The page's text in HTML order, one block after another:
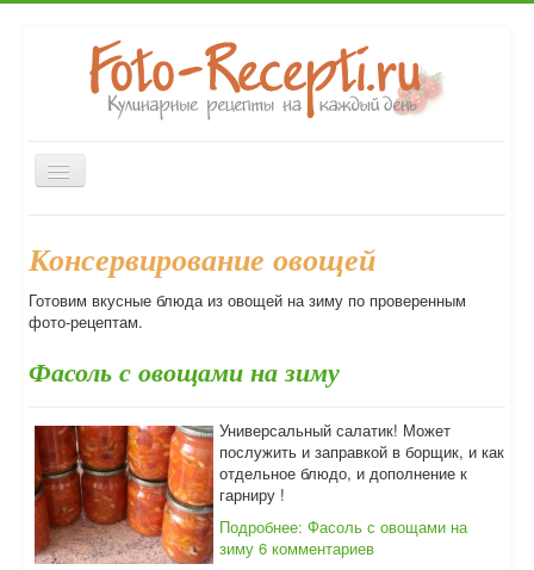
Включить/
выключить
Десерты
Выпечка Напитки Консервирование
Форум
Консервирование овощей
Готовим вкусные блюда из овощей на зиму по проверенным
фото-рецептам.
Фасоль с овощами на зиму
Универсальный салатик! Может
послужить и заправкой в борщик, и как
отдельное блюдо, и дополнение к
гарниру !
Подробнее: Фасоль с овощами на
зиму 6 комментариев